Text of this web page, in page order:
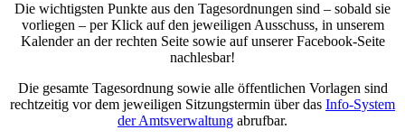
Die wichtigsten Punkte aus den Tagesordnungen sind – sobald sie
vorliegen – per Klick auf den jeweiligen Ausschuss, in unserem
Kalender an der rechten Seite sowie auf unserer Facebook-Seite
nachlesbar!
Die gesamte Tagesordnung sowie alle öffentlichen Vorlagen sind
rechtzeitig vor dem jeweiligen Sitzungstermin über das Info-System
der Amtsverwaltung abrufbar.